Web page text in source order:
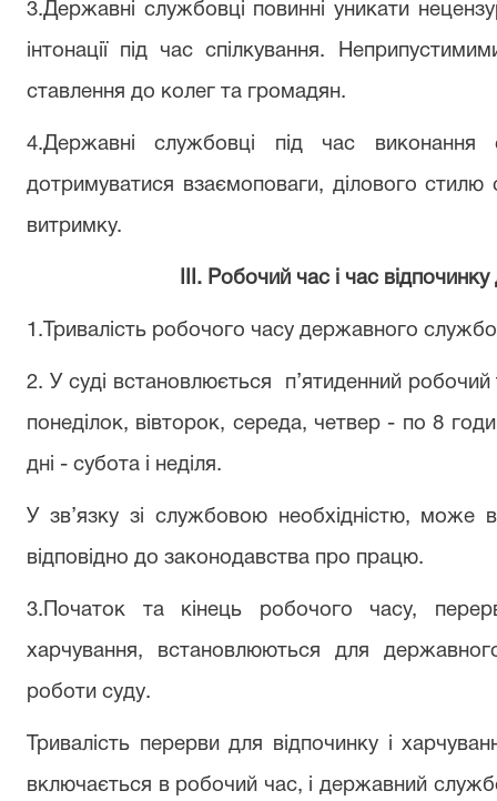
3.Державні службовці повинні уникати
інтонації під час спілкування.
ставлення до колег та громадян.
4.Державні службовці під час виконання
дотримуватися взаємоповаги, ділового стилю
витримку.
ІІІ. Робочий час і час
1.Тривалість робочого часу державного
2. У суді встановлюється п’ятиденний робочий
понеділок, вівторок, середа, четвер - по 8
дні - субота і неділя.
У зв’язку зі службовою необхідністю, може
відповідно до законодавства про працю.
3.Початок та кінець робочого часу,
харчування, встановлюються для
роботи суду.
Тривалість перерви для відпочинку і
включається в робочий час, і державний